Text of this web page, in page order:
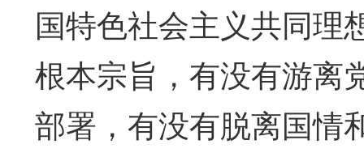
国特色社会主义共同理
根本宗旨，有没有游离
部署，有没有脱离国情